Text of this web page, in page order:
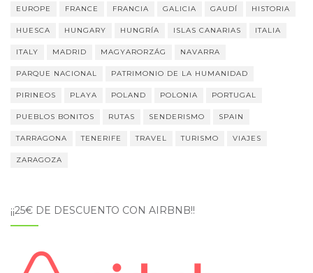
EUROPE FRANCE FRANCIA GALICIA GAUDÍ HISTORIA
HUESCA HUNGARY HUNGRÍA ISLAS CANARIAS ITALIA
ITALY MADRID MAGYARORZÁG NAVARRA
PARQUE NACIONAL PATRIMONIO DE LA HUMANIDAD
PIRINEOS PLAYA POLAND POLONIA PORTUGAL
PUEBLOS BONITOS RUTAS SENDERISMO SPAIN
TARRAGONA TENERIFE TRAVEL TURISMO VIAJES
ZARAGOZA
¡¡25€ DE DESCUENTO CON AIRBNB!!